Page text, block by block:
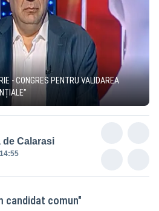
- CONGRES PENTRU VALIDAREA
de Calarasi
candidat comun"